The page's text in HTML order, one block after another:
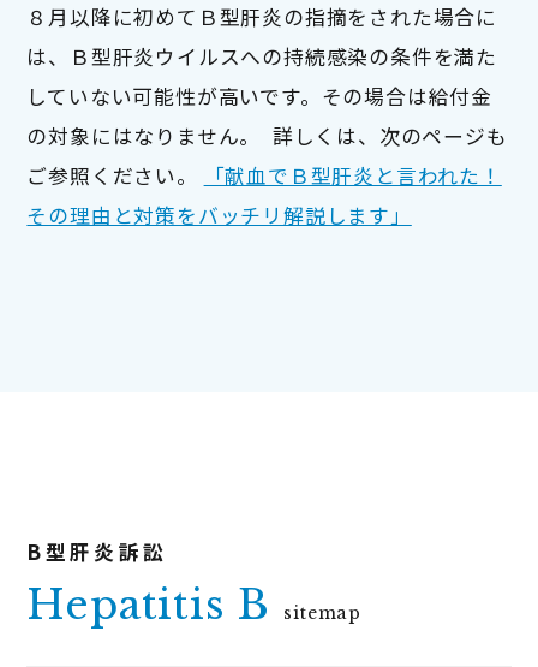
８月以降に初めてＢ型肝炎の指摘をされた場合に
は、Ｂ型肝炎ウイルスへの持続感染の条件を満た
していない可能性が高いです。その場合は給付金
の対象にはなりません。  詳しくは、次のページも
ご参照ください。
「献血でＢ型肝炎と言われた！
その理由と対策をバッチリ解説します」
Hepatitis B sitemap